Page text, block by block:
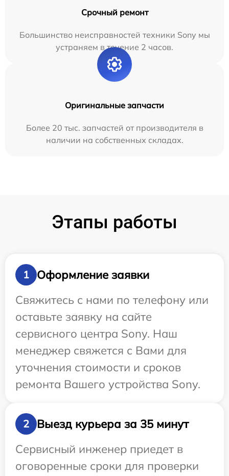
Срочный ремонт
Большинство неисправностей техники Sony мы
устраняем в течение 2 часов.
Оригинальные запчасти
Более 20 тыс. запчастей от производителя в
наличии на собственных складах.
Этапы работы
1
Оформление заявки
Свяжитесь с нами по телефону или
оставьте заявку на сайте
сервисного центра Sony. Наш
менеджер свяжется с Вами для
уточнения стоимости и сроков
ремонта Вашего устройства Sony.
2
Выезд курьера за 35 минут
Сервисный инженер приедет в
оговоренные сроки для проверки